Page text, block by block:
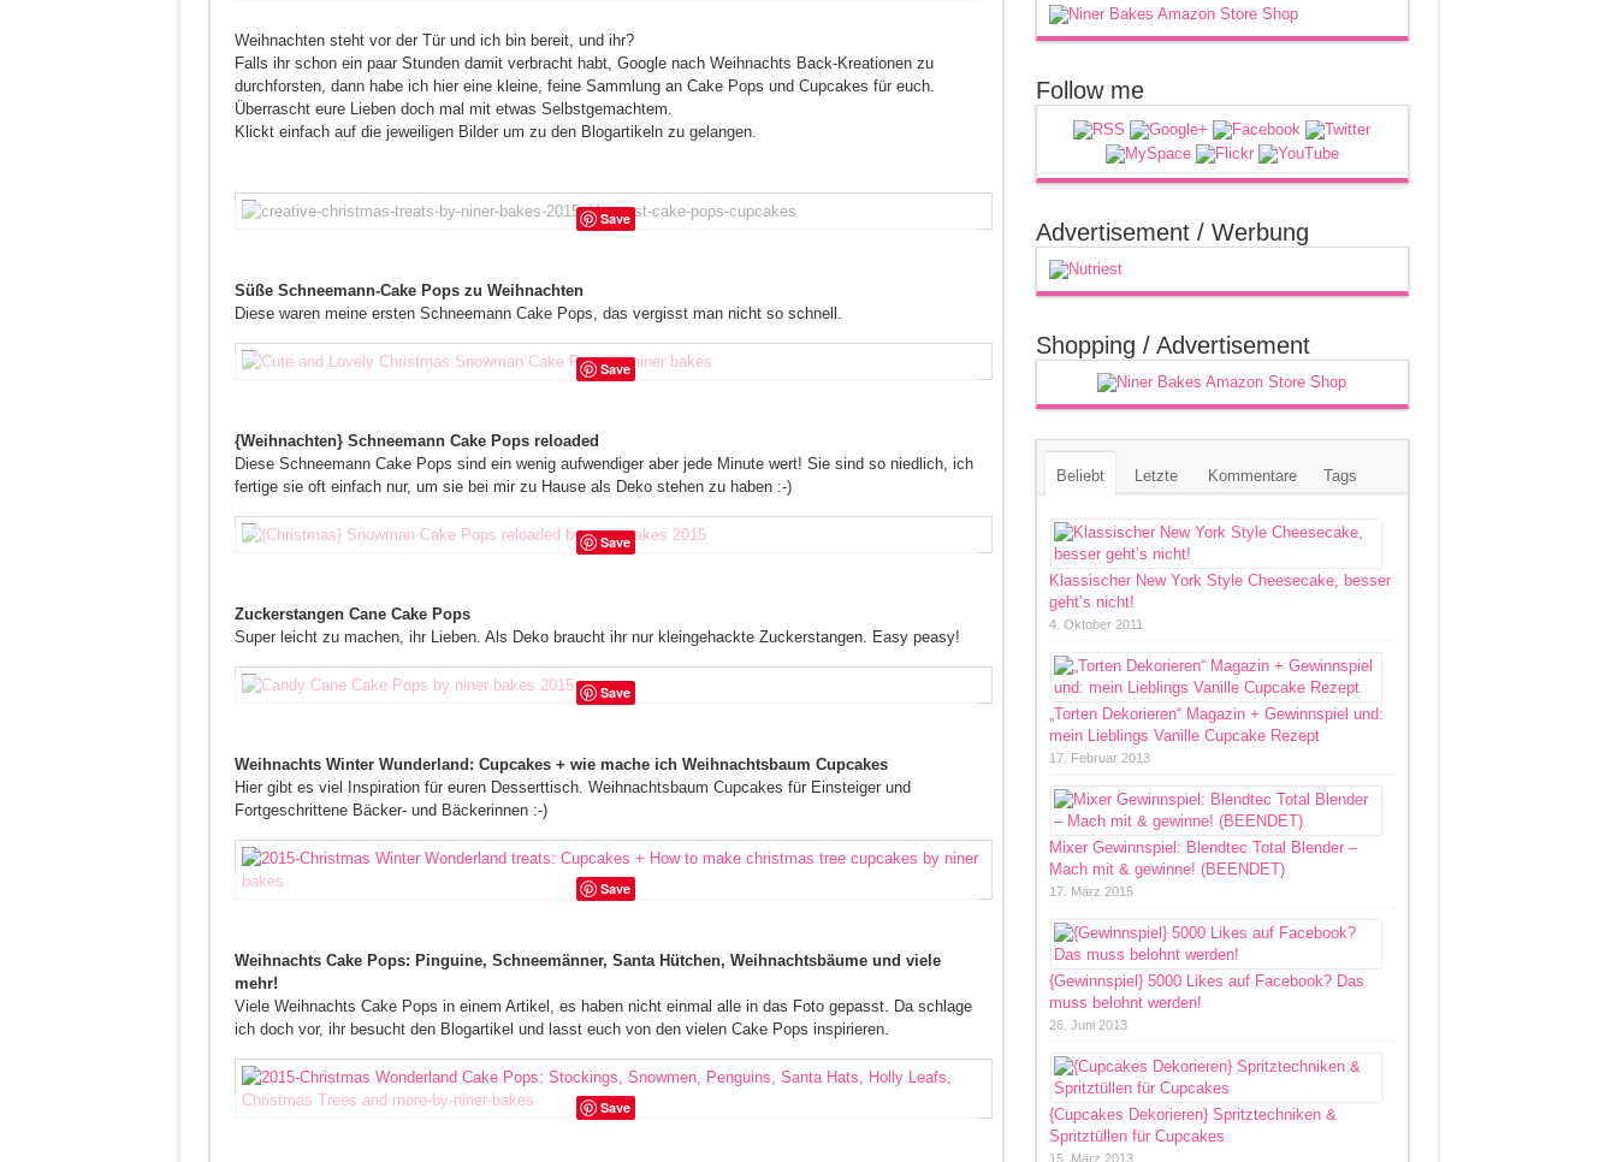
Weihnachten steht vor der Tür und ich bin bereit, und ihr?
Falls ihr schon ein paar Stunden damit verbracht habt, Google nach Weihnachts Back-Kreationen zu
durchforsten, dann habe ich hier eine kleine, feine Sammlung an Cake Pops und Cupcakes für euch.
Überrascht eure Lieben doch mal mit etwas Selbstgemachtem.
Klickt einfach auf die jeweiligen Bilder um zu den Blogartikeln zu gelangen.
Save
Süße Schneemann-Cake Pops zu Weihnachten
Diese waren meine ersten Schneemann Cake Pops, das vergisst man nicht so schnell.
Save
{Weihnachten} Schneemann Cake Pops reloaded
Diese Schneemann Cake Pops sind ein wenig aufwendiger aber jede Minute wert! Sie sind so niedlich, ich
fertige sie oft einfach nur, um sie bei mir zu Hause als Deko stehen zu haben :-)
Save
Zuckerstangen Cane Cake Pops
Super leicht zu machen, ihr Lieben. Als Deko braucht ihr nur kleingehackte Zuckerstangen. Easy peasy!
Save
Weihnachts Winter Wunderland: Cupcakes + wie mache ich Weihnachtsbaum Cupcakes
Hier gibt es viel Inspiration für euren Desserttisch. Weihnachtsbaum Cupcakes für Einsteiger und
Fortgeschrittene Bäcker- und Bäckerinnen :-)
Save
Weihnachts Cake Pops: Pinguine, Schneemänner, Santa Hütchen, Weihnachtsbäume und viele
mehr!
Viele Weihnachts Cake Pops in einem Artikel, es haben nicht einmal alle in das Foto gepasst. Da schlage
ich doch vor, ihr besucht den Blogartikel und lasst euch von den vielen Cake Pops inspirieren.
Save
Follow me
Advertisement / Werbung
Shopping / Advertisement
Beliebt Letzte Kommentare Tags
Klassischer New York Style Cheesecake, besser
geht’s nicht!
4. Oktober 2011
„Torten Dekorieren“ Magazin + Gewinnspiel und:
mein Lieblings Vanille Cupcake Rezept
17. Februar 2013
Mixer Gewinnspiel: Blendtec Total Blender –
Mach mit & gewinne! (BEENDET)
17. März 2015
{Gewinnspiel} 5000 Likes auf Facebook? Das
muss belohnt werden!
26. Juni 2013
{Cupcakes Dekorieren} Spritztechniken &
Spritztüllen für Cupcakes
15. März 2013